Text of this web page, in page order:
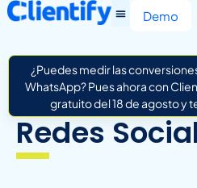
Demo
¿Puedes medir las
WhatsApp? Pues ahora con
gratuito del 18 de agosto y
Redes